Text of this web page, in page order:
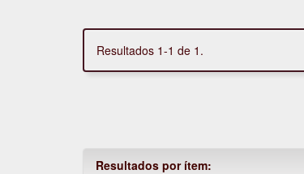
Resultados 1-1 de 1.
Resultados por ítem: